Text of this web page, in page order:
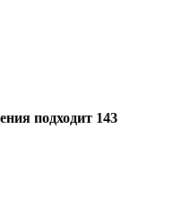
подходит 143